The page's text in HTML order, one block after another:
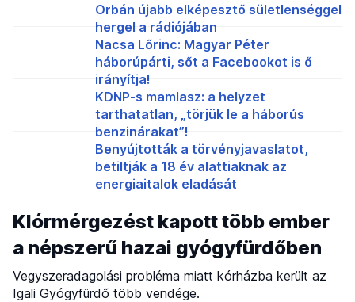
Orbán újabb elképesztő sületlenséggel
hergel a rádiójában
Nacsa Lőrinc: Magyar Péter
háborúpárti, sőt a Facebookot is ő
irányítja!
KDNP-s mamlasz: a helyzet
tarthatatlan, „törjük le a háborús
benzinárakat”!
Benyújtották a törvényjavaslatot,
betiltják a 18 év alattiaknak az
energiaitalok eladását
Klórmérgezést kapott több ember
a népszerű hazai gyógyfürdőben
Vegyszeradagolási probléma miatt kórházba került az
Igali Gyógyfürdő több vendége.